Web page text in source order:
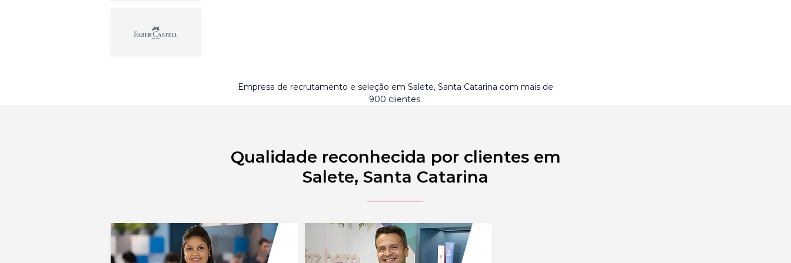
Empresa de recrutamento e seleção em Salete, Santa Catarina com mais de
900 clientes.
Qualidade reconhecida por clientes em
Salete, Santa Catarina